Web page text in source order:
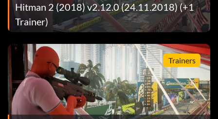
Hitman 2 (2018) v2.12.0 (24.11.2018) (+1
Trainer)
Trainers